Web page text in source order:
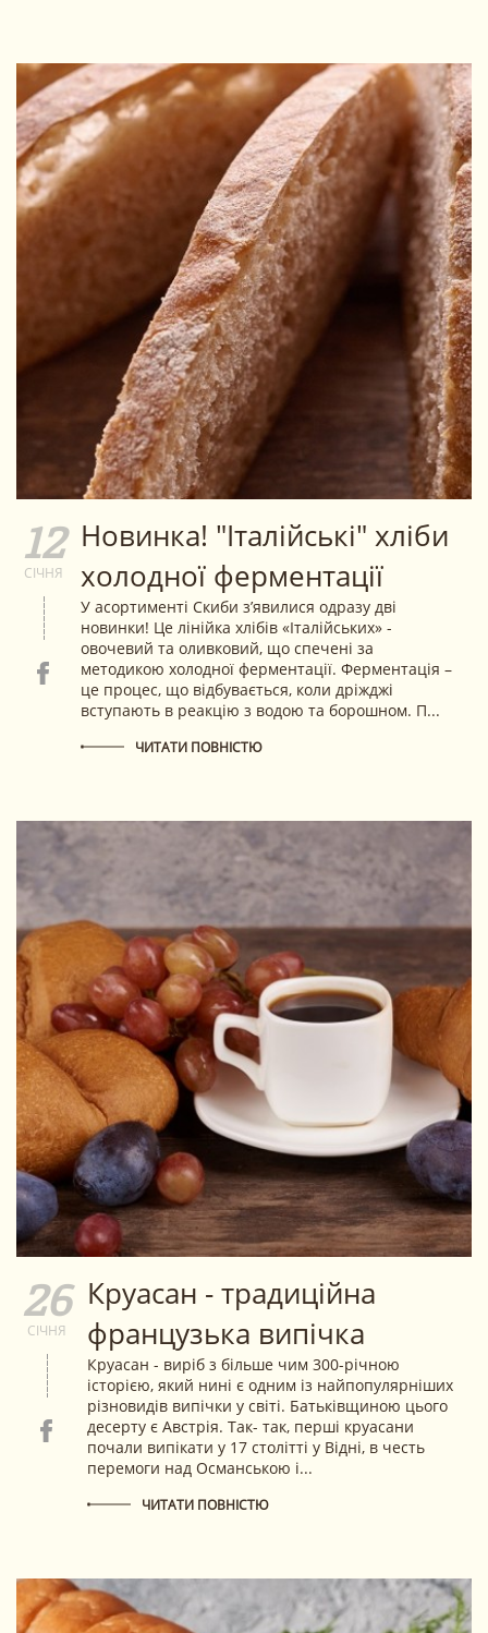
12
СІЧНЯ
Новинка! "Італійські" хліби
холодної ферментації
У асортименті Скиби з’явилися одразу дві
новинки! Це лінійка хлібів «Італійських» -
овочевий та оливковий, що спечені за
методикою холодної ферментації. Ферментація –
це процес, що відбувається, коли дріжджі
вступають в реакцію з водою та борошном. П...
ЧИТАТИ ПОВНІСТЮ
26
СІЧНЯ
Круасан - традиційна
французька випічка
Круасан - виріб з більше чим 300-річною
історією, який нині є одним із найпопулярніших
різновидів випічки у світі. Батьківщиною цього
десерту є Австрія. Так- так, перші круасани
почали випікати у 17 столітті у Відні, в честь
перемоги над Османською і...
ЧИТАТИ ПОВНІСТЮ